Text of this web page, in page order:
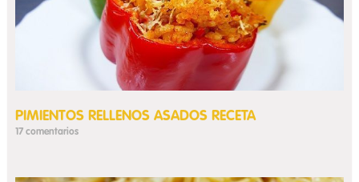
PIMIENTOS RELLENOS ASADOS RECETA
17 comentarios